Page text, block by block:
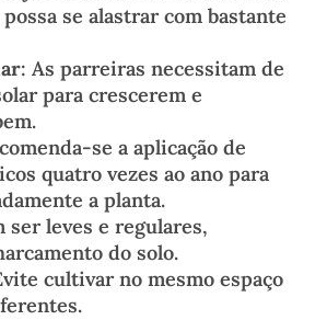
se alastrar com bastante
: As parreiras necessitam de
para crescerem e
se a aplicação de
quatro vezes ao ano para
a planta.
ser leves e regulares,
do solo.
cultivar no mesmo espaço